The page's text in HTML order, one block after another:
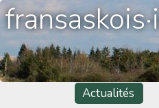
Actualités